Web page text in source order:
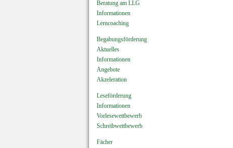
Beratung am LLG
Informationen
Lerncoaching
Begabungsförderung
Aktuelles
Informationen
Angebote
Akzeleration
Leseförderung
Informationen
Vorlesewettbewerb
Schreibwettbewerb
Fächer